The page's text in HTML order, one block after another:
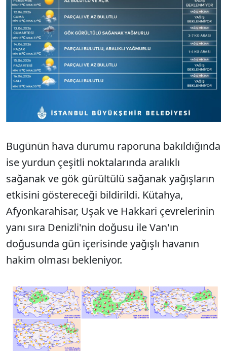
Bugünün hava durumu raporuna bakıldığında
ise yurdun çeşitli noktalarında aralıklı
sağanak ve gök gürültülü sağanak yağışların
etkisini göstereceği bildirildi. Kütahya,
Afyonkarahisar, Uşak ve Hakkari çevrelerinin
yanı sıra Denizli'nin doğusu ile Van'ın
doğusunda gün içerisinde yağışlı havanın
hakim olması bekleniyor.